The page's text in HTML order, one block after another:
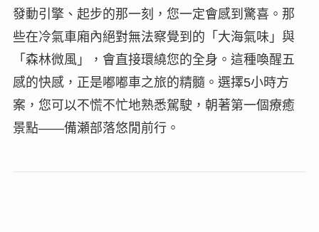
發動引擎、起步的那一刻，您一定會感到驚喜。那
些在冷氣車廂內絕對無法察覺到的「大海氣味」與
「森林微風」，會直接環繞您的全身。這種喚醒五
感的快感，正是嘟嘟車之旅的精髓。選擇5小時方
案，您可以不慌不忙地熟悉駕駛，朝著第一個療癒
景點——備瀬部落悠閒前行。